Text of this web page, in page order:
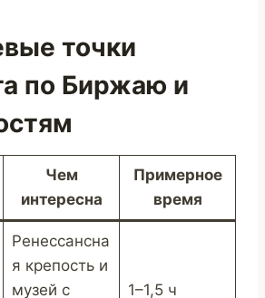
точки
по Биржаю и
Чем
интересна
Примерное
время
Ренессансна
я крепость и
музей с
1–1,5 ч